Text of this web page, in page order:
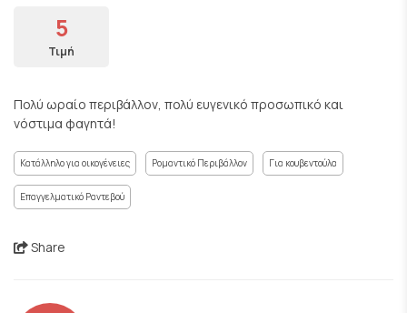
5
Τιμή
Πολύ ωραίο περιβάλλον, πολύ ευγενικό προσωπικό και
νόστιμα φαγητά!
Κατάλληλο για οικογένειες Ρομαντικό Περιβάλλον Για κουβεντούλα
Επαγγελματικό Ραντεβού
Share